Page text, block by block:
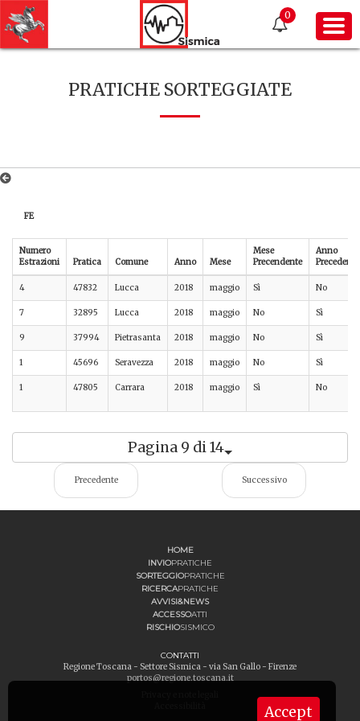
0
PRATICHE SORTEGGIATE
FE
Numero
Estrazioni
Pratica Comune Anno Mese
Mese
Precendente
Anno
Precedente
4 47832 Lucca 2018 maggio Sì No
7 32895 Lucca 2018 maggio No Sì
9 37994 Pietrasanta 2018 maggio No Sì
1 45696 Seravezza 2018 maggio No Sì
1 47805 Carrara 2018 maggio Sì No
Pagina 9 di 14
Precedente Successivo
Accept
HOME
INVIOPRATICHE
SORTEGGIOPRATICHE
RICERCAPRATICHE
AVVISI&NEWS
ACCESSOATTI
RISCHIOSISMICO
CONTATTI
Regione Toscana - Settore Sismica - via San Gallo - Firenze
portos@regione.toscana.it